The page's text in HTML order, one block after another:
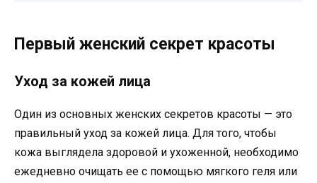
Первый женский секрет красоты
Уход за кожей лица
Один из основных женских секретов красоты — это
правильный уход за кожей лица. Для того, чтобы
кожа выглядела здоровой и ухоженной, необходимо
ежедневно очищать ее с помощью мягкого геля или